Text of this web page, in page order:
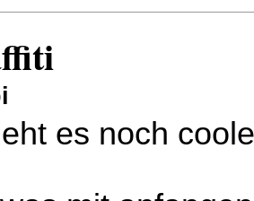
es noch